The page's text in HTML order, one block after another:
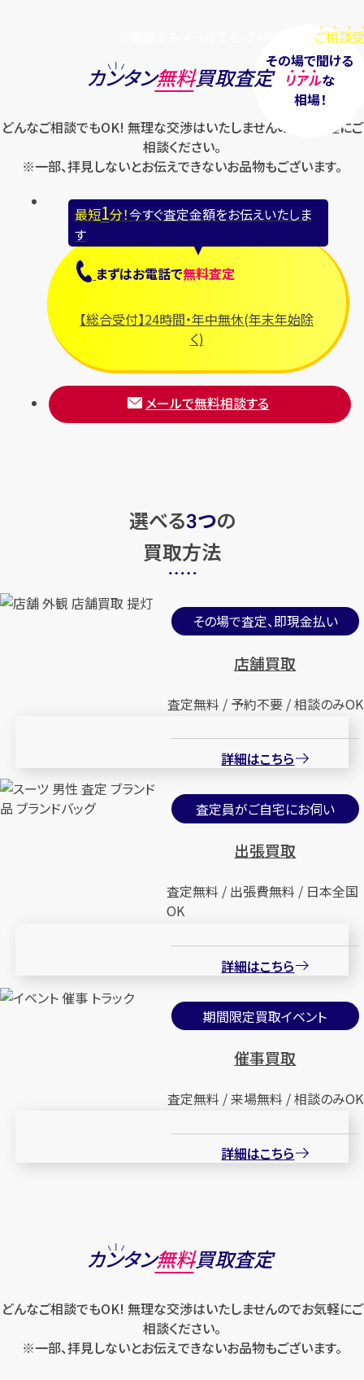
ご相談
その場で聞ける
リアルな
相場！
カンタン無料買取査定
どんなご相談でもOK! 無理な交渉はいたしませんのでお気軽にご
相談ください。
※一部、拝見しないとお伝えできないお品物もございます。
最短1分！今すぐ査定金額をお伝えいたしま
す
まずはお電話で無料査定
【総合受付】24時間・年中無休(年末年始除
く)
メールで無料相談する
選べる3つの
買取方法
その場で査定、即現金払い
店舗買取
査定無料 / 予約不要 / 相談のみOK
詳細はこちら
査定員がご自宅にお伺い
出張買取
査定無料 / 出張費無料 / 日本全国
OK
詳細はこちら
期間限定買取イベント
催事買取
査定無料 / 来場無料 / 相談のみOK
詳細はこちら
カンタン無料買取査定
どんなご相談でもOK! 無理な交渉はいたしませんのでお気軽にご
相談ください。
※一部、拝見しないとお伝えできないお品物もございます。